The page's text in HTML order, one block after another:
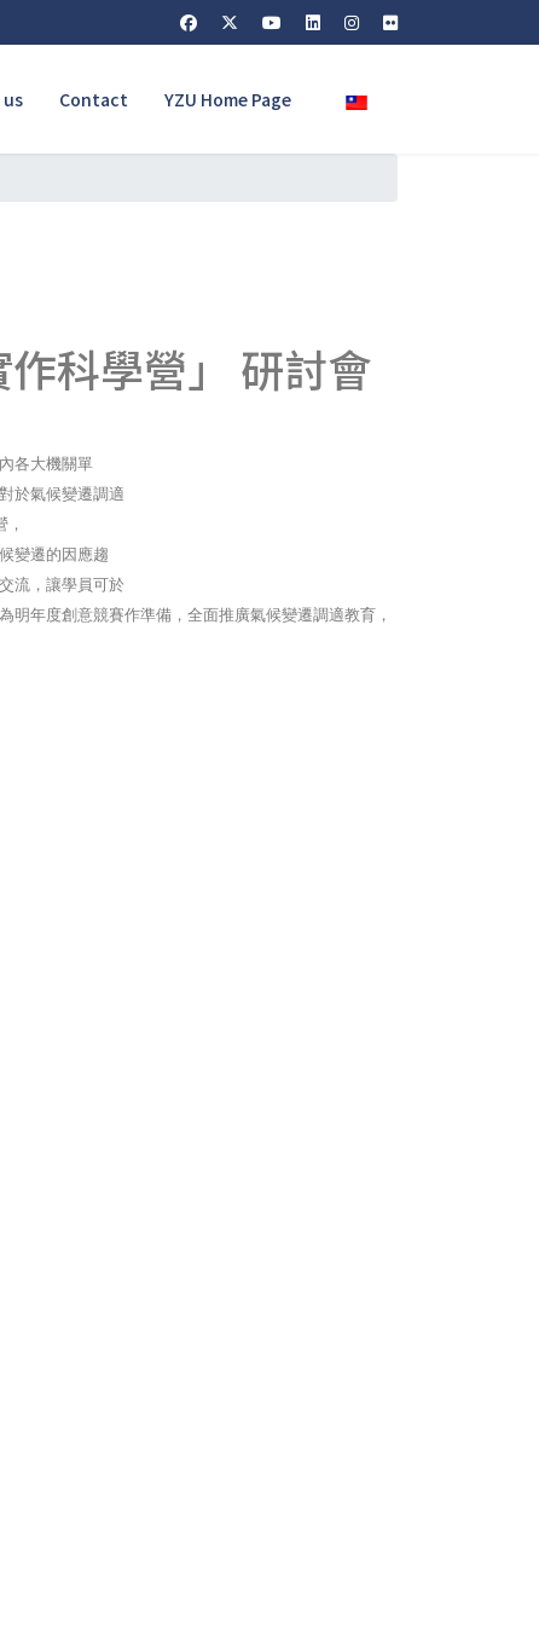
Contact YZU Home Page Select your language
科學營」 研討會
各大機關單
於氣候變遷調適
變遷的因應趨
流，讓學員可於
明年度創意競賽作準備，全面推廣氣候變遷調適教育，